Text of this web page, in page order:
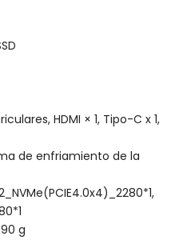
HDMI × 1, Tipo-C x 1,
de enfriamiento de la
g